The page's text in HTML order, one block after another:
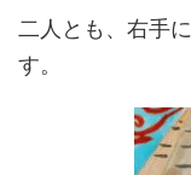
二人とも、右手に
す。